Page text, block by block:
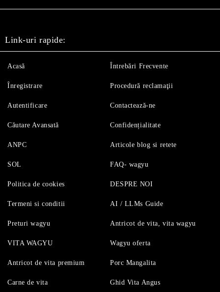
Link-uri rapide:
Acasă
Înregistrare
Autentificare
Căutare Avansată
Întrebări Frecvente
Procedură reclamaţii
Contactează-ne
Confidențialitate
ANPC
SOL
Politica de cookies
Termeni si conditii
Articole blog si retete
FAQ- wagyu
DESPRE NOI
AI / LLMs Guide
Preturi wagyu
VITA WAGYU
Antricot de vita premium
Carne de vita
Antricot de vita, vita wagyu
Wagyu oferta
Porc Mangalita
Ghid Vita Angus